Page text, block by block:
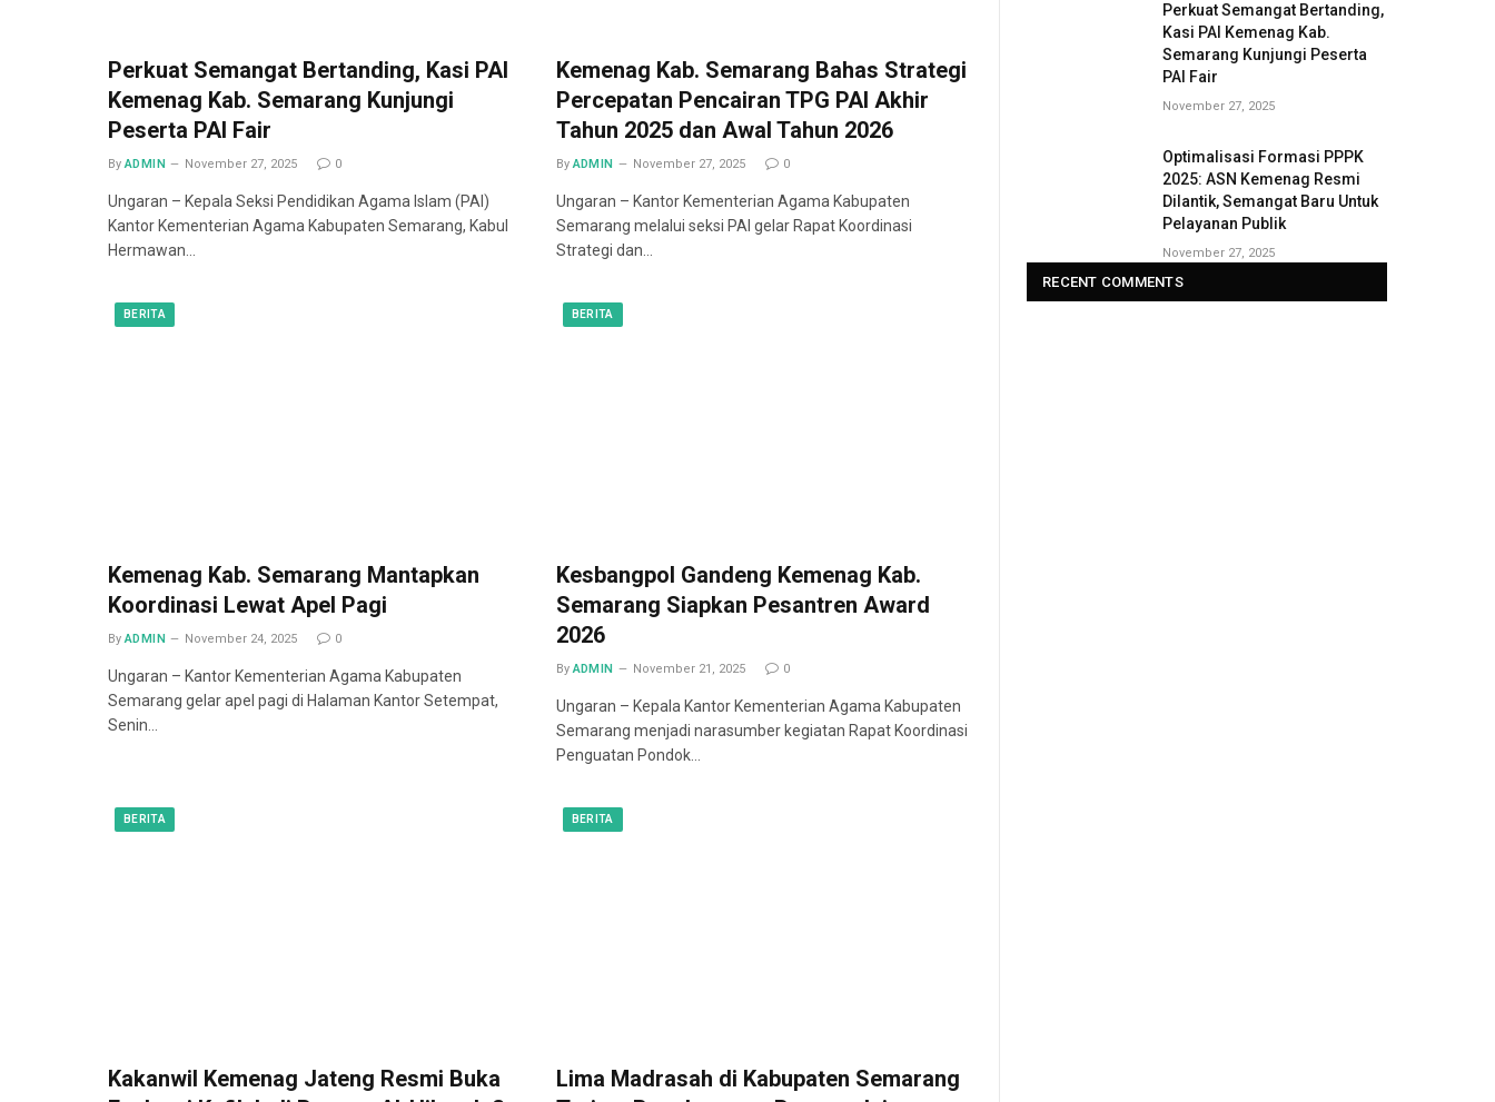
Perkuat Semangat Bertanding, Kasi PAI
Kemenag Kab. Semarang Kunjungi
Peserta PAI Fair
By ADMIN November 27, 2025 0
Ungaran – Kepala Seksi Pendidikan Agama Islam (PAI)
Kantor Kementerian Agama Kabupaten Semarang, Kabul
Hermawan…
Kemenag Kab. Semarang Bahas Strategi
Percepatan Pencairan TPG PAI Akhir
Tahun 2025 dan Awal Tahun 2026
By ADMIN November 27, 2025 0
Ungaran – Kantor Kementerian Agama Kabupaten
Semarang melalui seksi PAI gelar Rapat Koordinasi
Strategi dan…
BERITA
Kemenag Kab. Semarang Mantapkan
Koordinasi Lewat Apel Pagi
By ADMIN November 24, 2025 0
Ungaran – Kantor Kementerian Agama Kabupaten
Semarang gelar apel pagi di Halaman Kantor Setempat,
Senin…
BERITA
Kesbangpol Gandeng Kemenag Kab.
Semarang Siapkan Pesantren Award
2026
By ADMIN November 21, 2025 0
Ungaran – Kepala Kantor Kementerian Agama Kabupaten
Semarang menjadi narasumber kegiatan Rapat Koordinasi
Penguatan Pondok…
BERITA
Kakanwil Kemenag Jateng Resmi Buka
BERITA
Lima Madrasah di Kabupaten Semarang
Perkuat Semangat Bertanding,
Kasi PAI Kemenag Kab.
Semarang Kunjungi Peserta
PAI Fair
November 27, 2025
Optimalisasi Formasi PPPK
2025: ASN Kemenag Resmi
Dilantik, Semangat Baru Untuk
Pelayanan Publik
November 27, 2025
RECENT COMMENTS